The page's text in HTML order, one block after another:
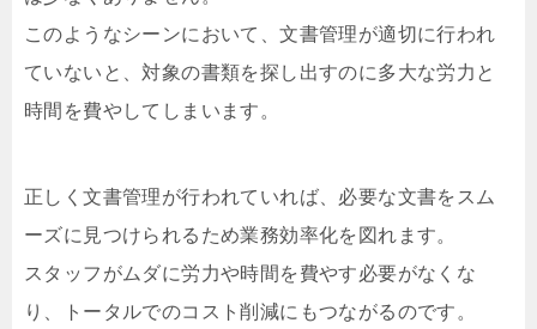
このようなシーンにおいて、文書管理が適切に行われ
ていないと、対象の書類を探し出すのに多大な労力と
時間を費やしてしまいます。
正しく文書管理が行われていれば、必要な文書をスム
ーズに見つけられるため業務効率化を図れます。
スタッフがムダに労力や時間を費やす必要がなくな
り、トータルでのコスト削減にもつながるのです。